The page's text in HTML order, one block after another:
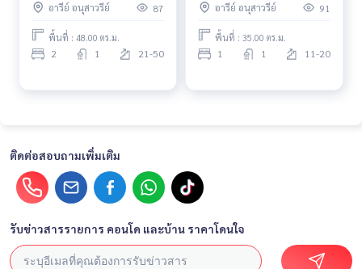
อารีย์ อนุสาวรีย์ 87
พื้นที่ : 48.00 ตร.ม.
2 1 21-50
อารีย์ อนุสาวรีย์ 91
พื้นที่ : 35.00 ตร.ม.
1 1 11-20
ติดต่อสอบถามเพิ่มเติม
รับข่าวสารรายการ คอนโด และบ้าน ราคาโดนใจ